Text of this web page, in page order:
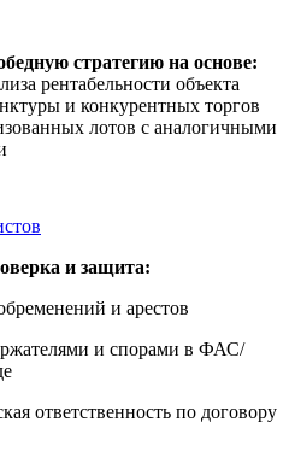
стратегию на основе:
рентабельности объекта
и конкурентных торгов
лотов с аналогичными
и защита:
и арестов
и спорами в ФАС/
ответственность по договору